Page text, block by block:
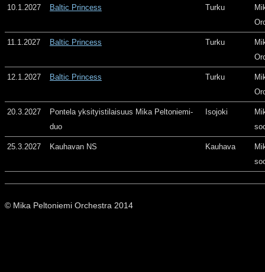
10.1.2027 Baltic Princess Turku
11.1.2027 Baltic Princess Turku
12.1.2027 Baltic Princess Turku
20.3.2027
Pontela yksityistilaisuus Mika Peltoniemi-
duo
Isojoki
25.3.2027 Kauhavan NS Kauhava
© Mika Peltoniemi Orchestra 2014